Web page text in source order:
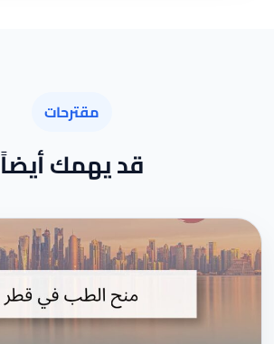
مقترحات
قد يهمك أيضاً